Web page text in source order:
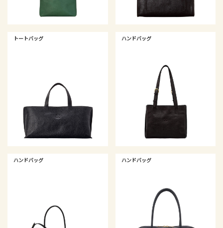
トートバッグ ハンドバッグ
ハンドバッグ ハンドバッグ